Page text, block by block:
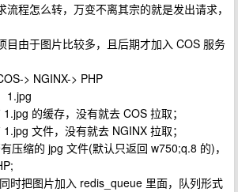
流程怎么转，万变不离其宗的就是发出请求，
目由于图片比较多，且后期才加入 COS 服务
> NGINX-> PHP
1.jpg
的缓存，没有就去 COS 拉取；
文件，没有就去 NGINX 拉取；
压缩的 jpg 文件(默认只返回 w750;q.8 的)，
时把图片加入 redis_queue 里面，队列形式